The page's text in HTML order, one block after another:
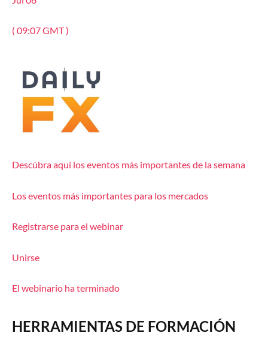
( 09:07 GMT )
Descúbra aquí los eventos más importantes de la semana
Los eventos más importantes para los mercados
Registrarse para el webinar
Unirse
El webinario ha terminado
HERRAMIENTAS DE FORMACIÓN